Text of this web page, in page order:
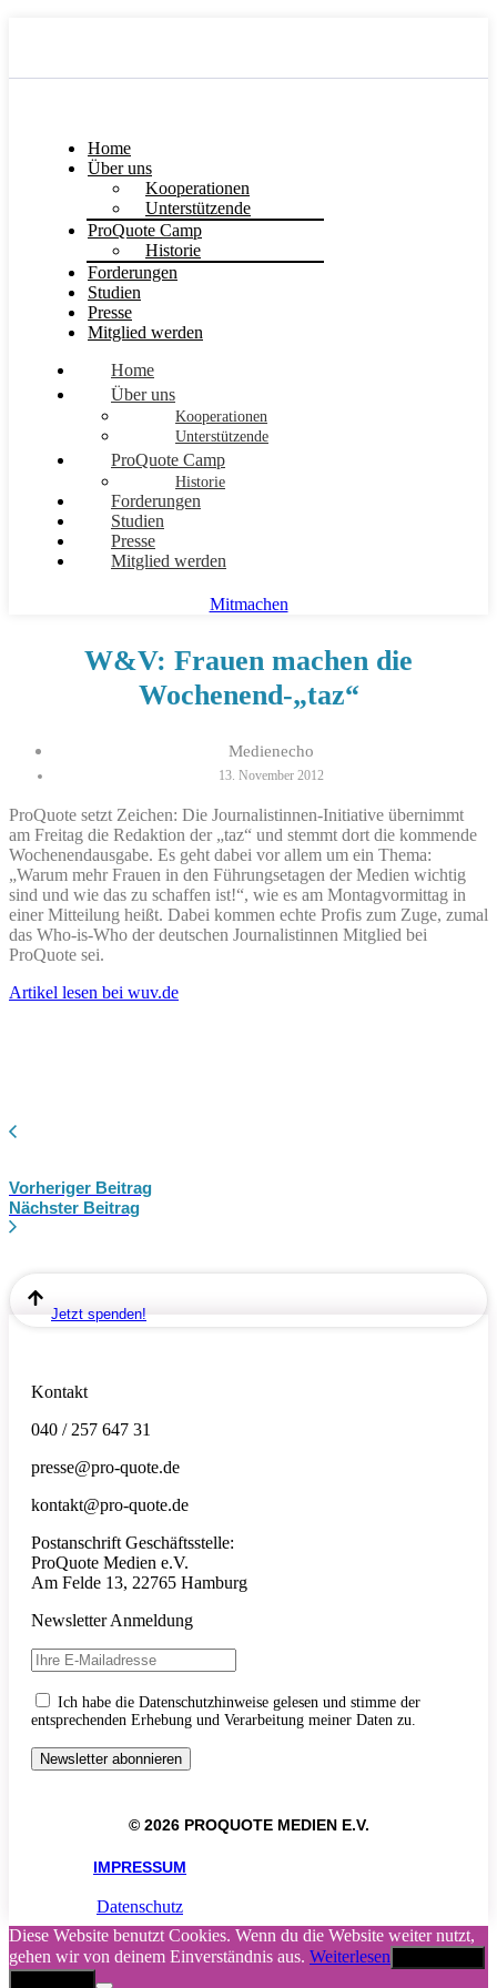
Home
Über uns
Kooperationen
Unterstützende
ProQuote Camp
Historie
Forderungen
Studien
Presse
Mitglied werden
Home
Über uns
Kooperationen
Unterstützende
ProQuote Camp
Historie
Forderungen
Studien
Presse
Mitglied werden
Mitmachen
W&V: Frauen machen die
Wochenend-„taz“
Medienecho
13. November 2012
ProQuote setzt Zeichen: Die Journalistinnen-Initiative übernimmt
am Freitag die Redaktion der „taz“ und stemmt dort die kommende
Wochenendausgabe. Es geht dabei vor allem um ein Thema:
„Warum mehr Frauen in den Führungsetagen der Medien wichtig
sind und wie das zu schaffen ist!“, wie es am Montagvormittag in
einer Mitteilung heißt. Dabei kommen echte Profis zum Zuge, zumal
das Who-is-Who der deutschen Journalistinnen Mitglied bei
ProQuote sei.
Artikel lesen bei wuv.de
Vorheriger Beitrag
Nächster Beitrag
Jetzt spenden!
Kontakt
040 / 257 647 31
presse@pro-quote.de
kontakt@pro-quote.de
Postanschrift Geschäftsstelle:
ProQuote Medien e.V.
Am Felde 13, 22765 Hamburg
Newsletter Anmeldung
Ich habe die Datenschutzhinweise gelesen und stimme der
entsprechenden Erhebung und Verarbeitung meiner Daten zu.
© 2026 PROQUOTE MEDIEN E.V.
IMPRESSUM
Datenschutz
Diese Website benutzt Cookies. Wenn du die Website weiter nutzt,
gehen wir von deinem Einverständnis aus. Weiterlesen